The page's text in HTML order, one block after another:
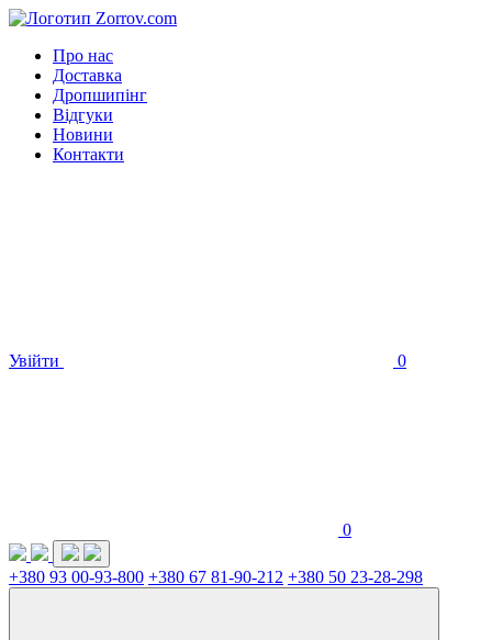
Про нас
Доставка
Дропшипінг
Відгуки
Новини
Контакти
Увійти 0
0
+380 93 00-93-800 +380 67 81-90-212 +380 50 23-28-298